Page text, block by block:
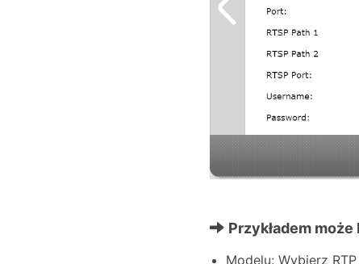
Przykładem
Modelu: Wybierz